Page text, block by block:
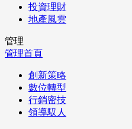
投資理財
地產風雲
管理
管理首頁
創新策略
數位轉型
行銷密技
領導馭人